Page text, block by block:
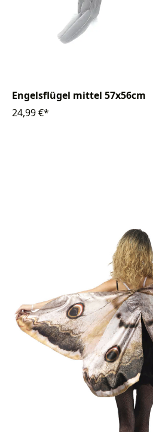
Engelsflügel mittel 57x56cm
24,99 €*